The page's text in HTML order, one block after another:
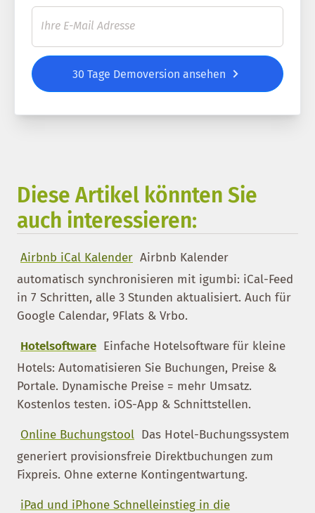
30 Tage Demoversion ansehen
Diese Artikel könnten Sie
auch interessieren:
Airbnb iCal Kalender Airbnb Kalender
automatisch synchronisieren mit igumbi: iCal-Feed
in 7 Schritten, alle 3 Stunden aktualisiert. Auch für
Google Calendar, 9Flats & Vrbo.
Hotelsoftware Einfache Hotelsoftware für kleine
Hotels: Automatisieren Sie Buchungen, Preise &
Portale. Dynamische Preise = mehr Umsatz.
Kostenlos testen. iOS-App & Schnittstellen.
Online Buchungstool Das Hotel-Buchungssystem
generiert provisionsfreie Direktbuchungen zum
Fixpreis. Ohne externe Kontingentwartung.
iPad und iPhone Schnelleinstieg in die